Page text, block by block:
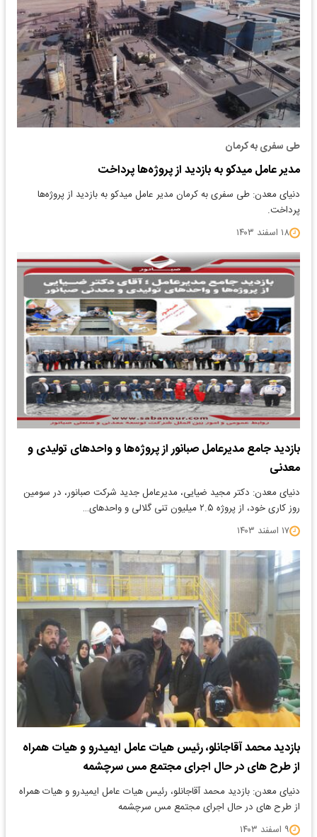
طی سفری به کرمان
مدیر عامل میدکو به بازدید از پروژه‌ها پرداخت
دنیای معدن: طی سفری به کرمان مدیر عامل میدکو به بازدید از پروژه‌ها
پرداخت.
۱۸ اسفند ۱۴۰۳
بازدید جامع مدیرعامل صبانور از پروژه‌ها و واحدهای تولیدی و
معدنی
دنیای معدن: دکتر مجید ضیایی، مدیرعامل جدید شرکت صبانور، در سومین
روز کاری خود، از پروژه ۲.۵ میلیون تنی گلالی و واحدهای…
۱۷ اسفند ۱۴۰۳
بازدید محمد آقاجانلو، رئیس هیات عامل ایمیدرو و هیات همراه
از طرح های در حال اجرای مجتمع مس سرچشمه
دنیای معدن: بازدید محمد آقاجانلو، رئیس هیات عامل ایمیدرو و هیات همراه
از طرح های در حال اجرای مجتمع مس سرچشمه
۹ اسفند ۱۴۰۳